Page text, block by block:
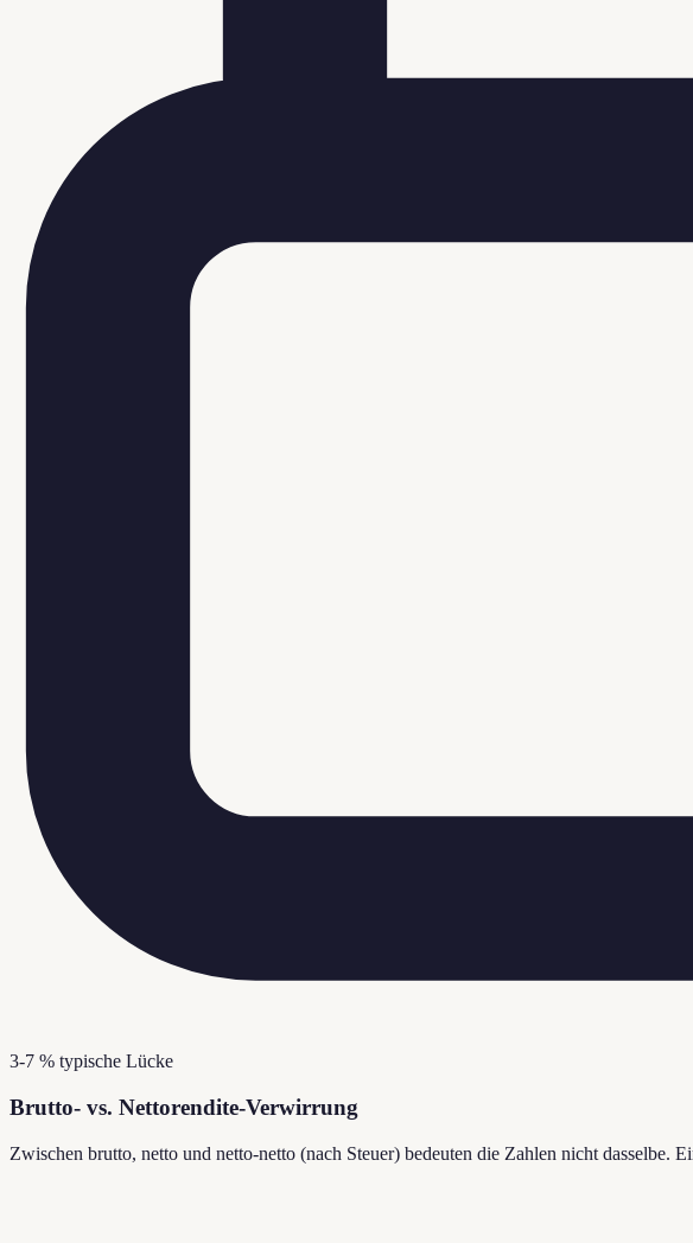
3-7 % typische Lücke
Brutto- vs. Nettorendite-Verwirrung
Zwischen brutto, netto und netto-netto (nach Steuer) bedeuten die Zahlen nicht dasselbe.